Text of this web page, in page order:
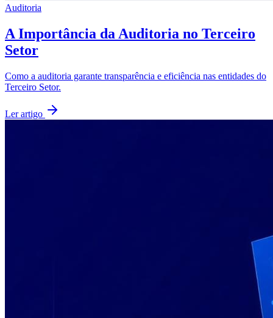
Auditoria
A Importância da Auditoria no Terceiro
Setor
Como a auditoria garante transparência e eficiência nas entidades do
Terceiro Setor.
Ler artigo